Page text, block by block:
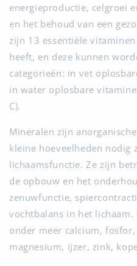
energieproductie, celgroei
en het behoud van een
zijn 13 essentiële
heeft, en deze kunnen
categorieën: in vet
in water oplosbare
C).
Mineralen zijn
kleine hoeveelheden nodig
lichaamsfunctie. Ze zijn
de opbouw en het
zenuwfunctie,
vochtbalans in het
onder meer calcium,
magnesium, ijzer, zink,